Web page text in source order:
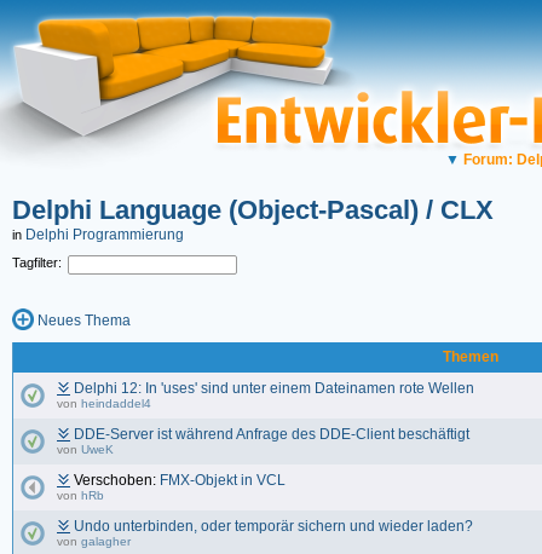
▼ Forum:
Delphi Language (Object-Pascal) / CLX
in Delphi Programmierung
Tagfilter:
Neues Thema
Themen
Delphi 12: In 'uses' sind unter einem Dateinamen rote Wellen
von heindaddel4
DDE-Server ist während Anfrage des DDE-Client beschäftigt
von UweK
Verschoben: FMX-Objekt in VCL
von hRb
Undo unterbinden, oder temporär sichern und wieder laden?
von galagher